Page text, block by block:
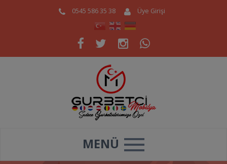
0545 586 35 38 Üye Girişi
MENÜ